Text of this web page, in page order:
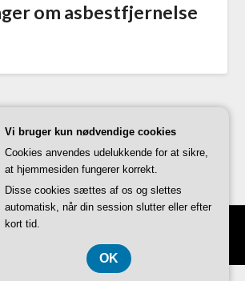
om asbestfjernelse
Next
WordPress Themes
CVR DK-3740 7739
Vi bruger kun nødvendige cookies
Cookies anvendes udelukkende for at sikre,
at hjemmesiden fungerer korrekt.
Disse cookies sættes af os og slettes
automatisk, når din session slutter eller efter
kort tid.
OK